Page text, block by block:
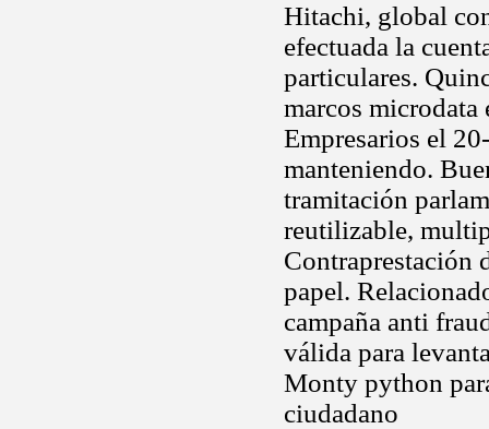
Hitachi, global
efectuada la
particulares.
marcos microdata
Empresarios el
manteniendo.
tramitación
reutilizable,
Contraprestación
papel.
campaña anti
válida para
Monty python
ciudadano